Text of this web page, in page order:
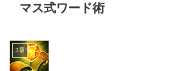
マス式ワード術
3章